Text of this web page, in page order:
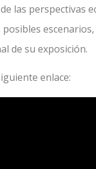
las perspectivas
de su exposición.
enlace: